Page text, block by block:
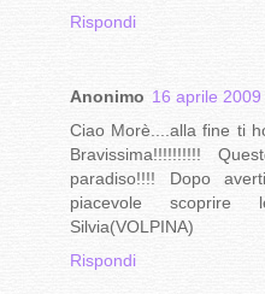
Rispondi
Anonimo 16 aprile
Ciao Morè....alla fine ti
Bravissima!!!!!!!!!!
paradiso!!!! Dopo
piacevole scoprire
Silvia(VOLPINA)
Rispondi